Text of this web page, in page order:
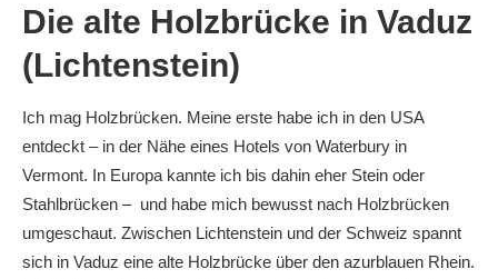
Die alte Holzbrücke in Vaduz
(Lichtenstein)
Ich mag Holzbrücken. Meine erste habe ich in den USA
entdeckt – in der Nähe eines Hotels von Waterbury in
Vermont. In Europa kannte ich bis dahin eher Stein oder
Stahlbrücken – und habe mich bewusst nach Holzbrücken
umgeschaut. Zwischen Lichtenstein und der Schweiz spannt
sich in Vaduz eine alte Holzbrücke über den azurblauen Rhein.